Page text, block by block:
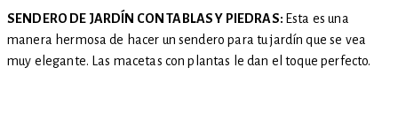
SENDERO DE JARDÍN CON TABLAS Y PIEDRAS: Esta es una
manera hermosa de hacer un sendero para tu jardín que se vea
muy elegante. Las macetas con plantas le dan el toque perfecto.